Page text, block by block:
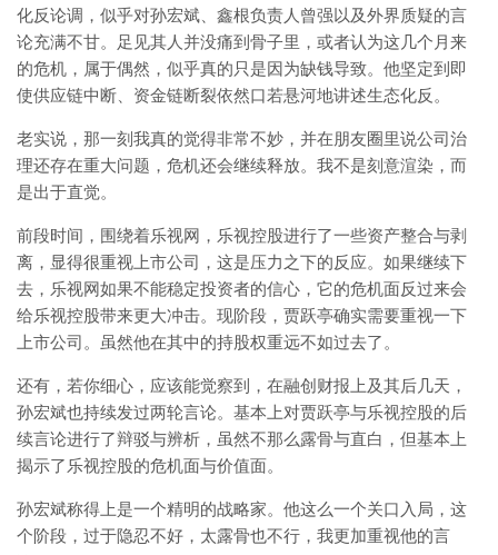
化反论调，似乎对孙宏斌、鑫根负责人曾强以及外界质疑的言
论充满不甘。足见其人并没痛到骨子里，或者认为这几个月来
的危机，属于偶然，似乎真的只是因为缺钱导致。他坚定到即
使供应链中断、资金链断裂依然口若悬河地讲述生态化反。
老实说，那一刻我真的觉得非常不妙，并在朋友圈里说公司治
理还存在重大问题，危机还会继续释放。我不是刻意渲染，而
是出于直觉。
前段时间，围绕着乐视网，乐视控股进行了一些资产整合与剥
离，显得很重视上市公司，这是压力之下的反应。如果继续下
去，乐视网如果不能稳定投资者的信心，它的危机面反过来会
给乐视控股带来更大冲击。现阶段，贾跃亭确实需要重视一下
上市公司。虽然他在其中的持股权重远不如过去了。
还有，若你细心，应该能觉察到，在融创财报上及其后几天，
孙宏斌也持续发过两轮言论。基本上对贾跃亭与乐视控股的后
续言论进行了辩驳与辨析，虽然不那么露骨与直白，但基本上
揭示了乐视控股的危机面与价值面。
孙宏斌称得上是一个精明的战略家。他这么一个关口入局，这
个阶段，过于隐忍不好，太露骨也不行，我更加重视他的言